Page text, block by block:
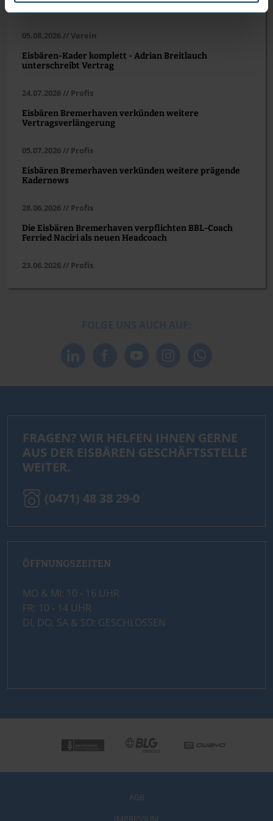
05.08.2026 // Verein
Eisbären-Kader komplett - Adrian Breitlauch
unterschreibt Vertrag
24.07.2026 // Profis
Eisbären Bremerhaven verkünden weitere
Vertragsverlängerung
05.07.2026 // Profis
Eisbären Bremerhaven verkünden weitere prägende
Kadernews
28.06.2026 // Profis
Die Eisbären Bremerhaven verpflichten BBL-Coach
Ferried Naciri als neuen Headcoach
23.06.2026 // Profis
FRAGEN? WIR HELFEN IHNEN GERNE
AUS DER EISBÄREN GESCHÄFTSSTELLE
WEITER.
(0471) 48 38 29-0
ÖFFNUNGSZEITEN
MO & MI: 10 - 16 UHR
FR: 10 - 14 UHR
DI, DO, SA & SO: GESCHLOSSEN
AGB
IMPRESSUM